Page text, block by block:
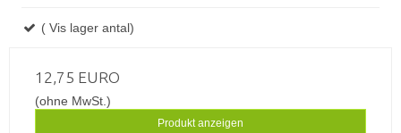
( Vis lager antal)
12,75 EURO
(ohne MwSt.)
Produkt anzeigen